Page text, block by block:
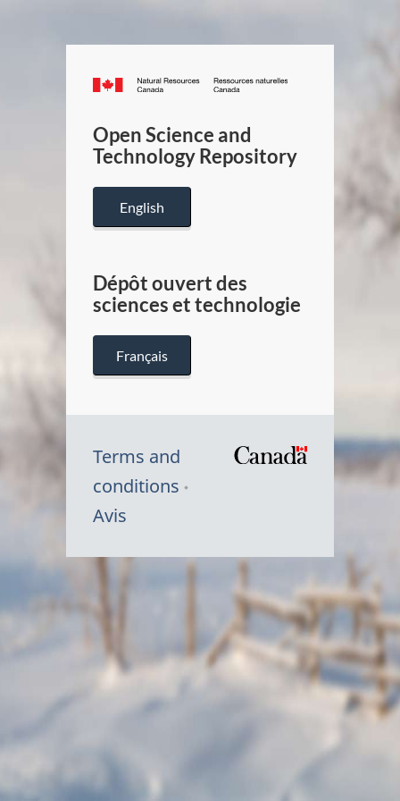
Canada.ca
/
Canada
Open Science and
Technology Repository
English
Dépôt ouvert des
sciences et technologie
Français
Terms and
conditions
Avis
Symbole
Canada